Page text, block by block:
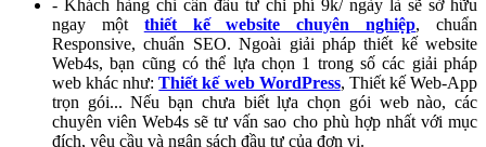
- Khách hàng chỉ cần đầu tư chi phí 9k/ ngày là sẽ sở hữu
ngay một thiết kế website chuyên nghiệp, chuẩn
Responsive, chuẩn SEO. Ngoài giải pháp thiết kế website
Web4s, bạn cũng có thể lựa chọn 1 trong số các giải pháp
web khác như:Thiết kế web WordPress, Thiết kế Web-App
trọn gói... Nếu bạn chưa biết lựa chọn gói web nào, các
chuyên viên Web4s sẽ tư vấn sao cho phù hợp nhất với mục
đích, yêu cầu và ngân sách đầu tư của đơn vị.